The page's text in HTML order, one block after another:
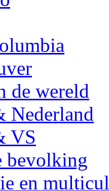
de wereld
Nederland
VS
bevolking
en